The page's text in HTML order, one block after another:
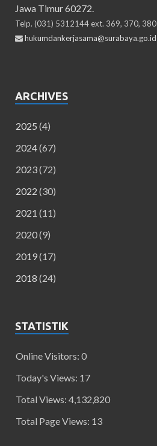
Jawa Timur 60272.
Telp. (031) 5312144 ext. 369, 370, 380
hukumdankerjasama@surabaya.go.id
ARCHIVES
2025 (4)
2024(67)
2023(72)
2022 (30)
2021 (11)
2020(9)
2019(17)
2018 (24)
STATISTIK
Online Visitors: 0
Today's Views: 17
Total Views: 4,132,820
Total Page Views: 13